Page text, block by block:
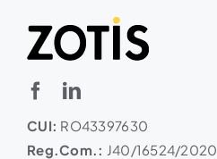
CUI: RO43397630
Reg.Com.: J40/16524/2020